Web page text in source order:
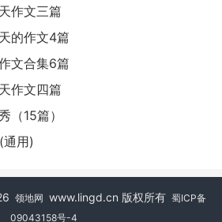
爱的画笔，将你的美，细细描
光临了大地，四周顿时被一阵雨
簌然而落。不像般害羞、收敛，
沱、野蛮，不失幽雅却也不乏霸
的雨幕中苏醒，脸上还泛着一丝
作文三篇
的作文4篇
文合集6篇
作文四篇
（15篇）
通用)
领地网 www.lingd.cn 版权所有 蜀ICP备
09043158号-4